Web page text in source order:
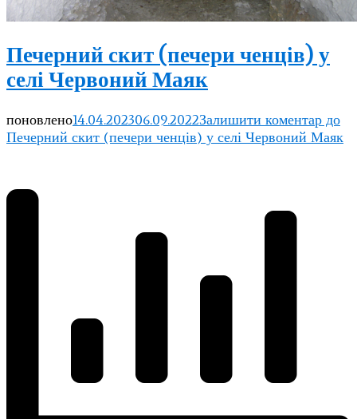
Печерний скит (печери ченців) у
селі Червоний Маяк
поновлено14.04.202306.09.2022Залишити коментар до
Печерний скит (печери ченців) у селі Червоний Маяк